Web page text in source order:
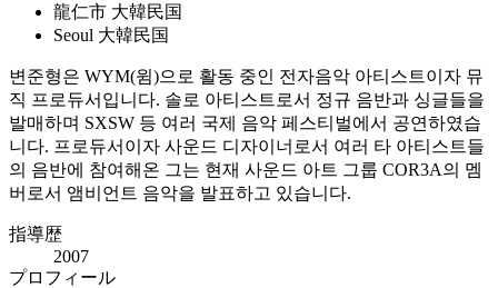
龍仁市 大韓民国
Seoul 大韓民国
변준형은 WYM(윔)으로 활동 중인 전자음악 아티스트이자 뮤
직 프로듀서입니다. 솔로 아티스트로서 정규 음반과 싱글들을
발매하며 SXSW 등 여러 국제 음악 페스티벌에서 공연하였습
니다. 프로듀서이자 사운드 디자이너로서 여러 타 아티스트들
의 음반에 참여해온 그는 현재 사운드 아트 그룹 COR3A의 멤
버로서 앰비언트 음악을 발표하고 있습니다.
指導歴
2007
プロフィール